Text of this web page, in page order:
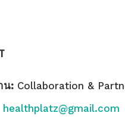
น: Collaboration &
healthplatz@gmail.com